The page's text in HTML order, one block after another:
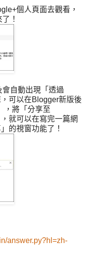
個人頁面去觀看，
！
自動出現「透過
可以在Blogger新版後
，將「分享至
就可以在寫完一篇網
的視窗功能了！
answer.py?hl=zh-